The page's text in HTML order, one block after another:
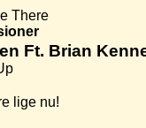
There
Ft. Brian
lige nu!